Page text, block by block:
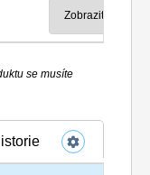
se musíte